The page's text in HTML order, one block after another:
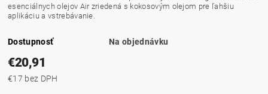
esenciálnych olejov Air zriedená s kokosovým olejom pre ľahšiu
aplikáciu a vstrebávanie.
Dostupnosť Na objednávku
€20,91
€17 bez DPH